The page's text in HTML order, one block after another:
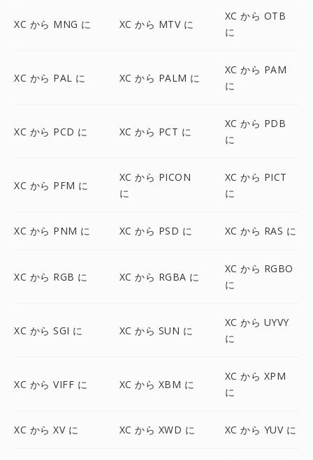
XC から MNG に XC から MTV に
XC から OTB
に
XC から PAL に XC から PALM に
XC から PAM
に
XC から PCD に XC から PCT に
XC から PDB
に
XC から PFM に
XC から PICON
に
XC から PICT
に
XC から PNM に XC から PSD に XC から RAS に
XC から RGB に XC から RGBA に
XC から RGBO
に
XC から SGI に XC から SUN に
XC から UYVY
に
XC から VIFF に XC から XBM に
XC から XPM
に
XC から XV に XC から XWD に XC から YUV に